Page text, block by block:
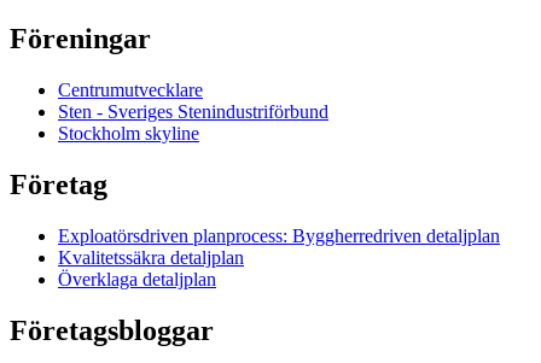
Föreningar
Centrumutvecklare
Sten - Sveriges Stenindustriförbund
Stockholm skyline
Företag
Exploatörsdriven planprocess: Byggherredriven detaljplan
Kvalitetssäkra detaljplan
Överklaga detaljplan
Företagsbloggar